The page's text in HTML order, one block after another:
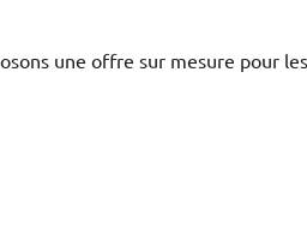
une offre sur mesure pour